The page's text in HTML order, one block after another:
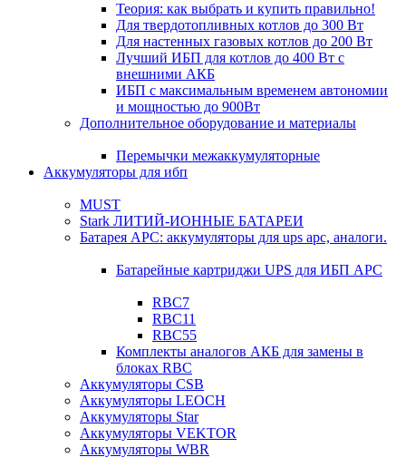
Теория: как выбрать и купить правильно!
Для твердотопливных котлов до 300 Вт
Для настенных газовых котлов до 200 Вт
Лучший ИБП для котлов до 400 Вт с
внешними АКБ
ИБП с максимальным временем автономии
и мощностью до 900Вт
Дополнительное оборудование и материалы
Перемычки межаккумуляторные
Аккумуляторы для ибп
MUST
Stark ЛИТИЙ-ИОННЫЕ БАТАРЕИ
Батарея APC: аккумуляторы для ups apc, аналоги.
Батарейные картриджи UPS для ИБП APC
RBC7
RBC11
RBC55
Комплекты аналогов АКБ для замены в
блоках RBC
Аккумуляторы CSB
Аккумуляторы LEOCH
Аккумуляторы Star
Аккумуляторы VEKTOR
Аккумуляторы WBR